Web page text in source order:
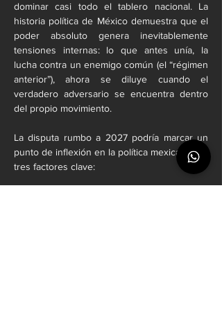
dominar casi todo el tablero nacional. La
historia política de México demuestra que el
poder absoluto genera inevitablemente
tensiones internas: lo que antes unía, la
lucha contra un enemigo común (el “régimen
anterior”), ahora se diluye cuando el
verdadero adversario se encuentra dentro
del propio movimiento.
La disputa rumbo a 2027 podría marcar un
punto de inflexión en la política mexicana por
tres factores clave: